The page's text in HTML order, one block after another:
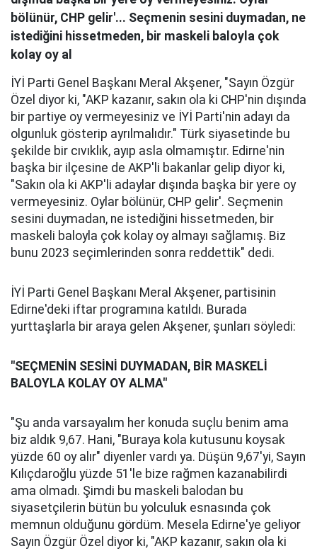
bölünür, CHP gelir'... Seçmenin sesini duymadan, ne
istediğini hissetmeden, bir maskeli baloyla çok
kolay oy al
İYİ Parti Genel Başkanı Meral Akşener, "Sayın Özgür
Özel diyor ki, "AKP kazanır, sakın ola ki CHP'nin dışında
bir partiye oy vermeyesiniz ve İYİ Parti'nin adayı da
olgunluk gösterip ayrılmalıdır." Türk siyasetinde bu
şekilde bir cıvıklık, ayıp asla olmamıştır. Edirne'nin
başka bir ilçesine de AKP'li bakanlar gelip diyor ki,
"Sakın ola ki AKP'li adaylar dışında başka bir yere oy
vermeyesiniz. Oylar bölünür, CHP gelir'. Seçmenin
sesini duymadan, ne istediğini hissetmeden, bir
maskeli baloyla çok kolay oy almayı sağlamış. Biz
bunu 2023 seçimlerinden sonra reddettik" dedi.
İYİ Parti Genel Başkanı Meral Akşener, partisinin
Edirne'deki iftar programına katıldı. Burada
yurttaşlarla bir araya gelen Akşener, şunları söyledi:
"SEÇMENİN SESİNİ DUYMADAN, BİR MASKELİ
BALOYLA KOLAY OY ALMA"
"Şu anda varsayalım her konuda suçlu benim ama
biz aldık 9,67. Hani, "Buraya kola kutusunu koysak
yüzde 60 oy alır" diyenler vardı ya. Düşün 9,67'yi, Sayın
Kılıçdaroğlu yüzde 51'le bize rağmen kazanabilirdi
ama olmadı. Şimdi bu maskeli balodan bu
siyasetçilerin bütün bu yolculuk esnasında çok
memnun olduğunu gördüm. Mesela Edirne'ye geliyor
Sayın Özgür Özel diyor ki, "AKP kazanır, sakın ola ki